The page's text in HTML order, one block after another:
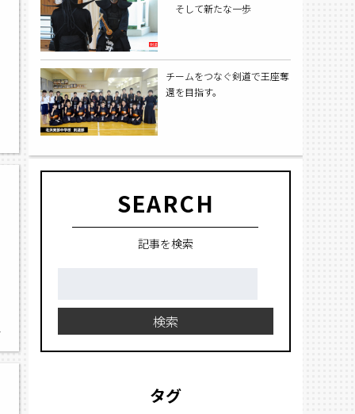
そして新たな一歩
チームをつなぐ剣道で王座奪
還を目指す。
SEARCH
記事を検索
検索
タグ